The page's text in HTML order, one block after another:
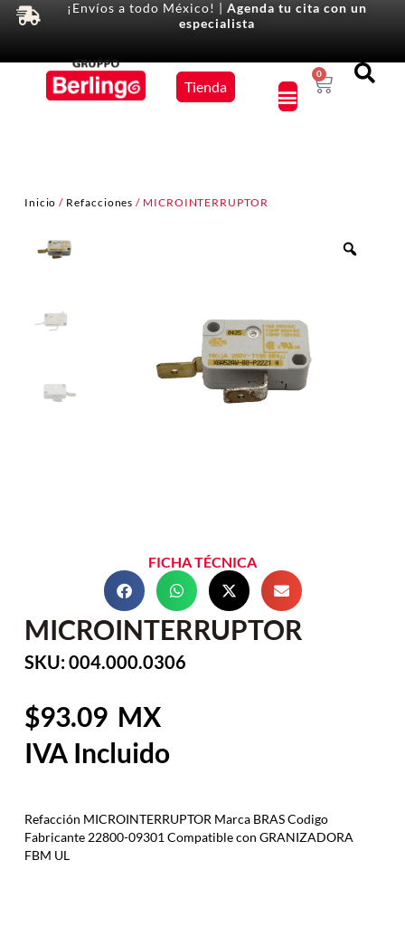
¡Envíos a todo México! | Agenda tu cita con un
especialista
Tienda
0
Inicio / Refacciones / MICROINTERRUPTOR
FICHA TÉCNICA
MICROINTERRUPTOR
SKU: 004.000.0306
93.09
Refacción MICROINTERRUPTOR Marca BRAS Codigo
Fabricante 22800-09301 Compatible con GRANIZADORA
FBM UL